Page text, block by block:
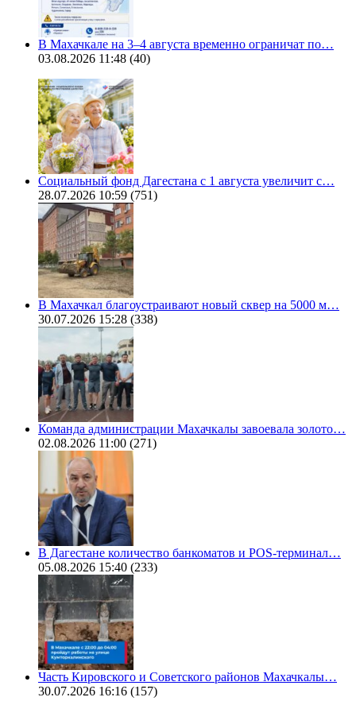
В Махачкале на 3–4 августа временно ограничат по…
03.08.2026 11:48 (40)
Социальный фонд Дагестана с 1 августа увеличит с…
28.07.2026 10:59 (751)
В Махачкал благоустраивают новый сквер на 5000 м…
30.07.2026 15:28 (338)
Команда администрации Махачкалы завоевала золото…
02.08.2026 11:00 (271)
В Дагестане количество банкоматов и POS-терминал…
05.08.2026 15:40 (233)
Часть Кировского и Советского районов Махачкалы…
30.07.2026 16:16 (157)